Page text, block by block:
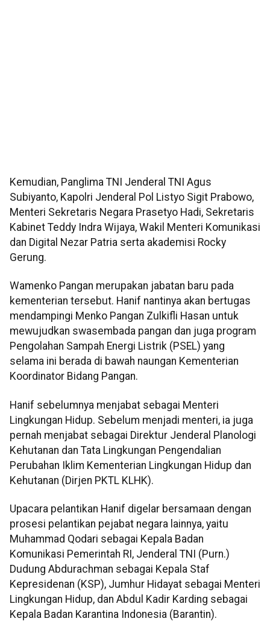
Kemudian, Panglima TNI Jenderal TNI Agus
Subiyanto, Kapolri Jenderal Pol Listyo Sigit Prabowo,
Menteri Sekretaris Negara Prasetyo Hadi, Sekretaris
Kabinet Teddy Indra Wijaya, Wakil Menteri Komunikasi
dan Digital Nezar Patria serta akademisi Rocky
Gerung.
Wamenko Pangan merupakan jabatan baru pada
kementerian tersebut. Hanif nantinya akan bertugas
mendampingi Menko Pangan Zulkifli Hasan untuk
mewujudkan swasembada pangan dan juga program
Pengolahan Sampah Energi Listrik (PSEL) yang
selama ini berada di bawah naungan Kementerian
Koordinator Bidang Pangan.
Hanif sebelumnya menjabat sebagai Menteri
Lingkungan Hidup. Sebelum menjadi menteri, ia juga
pernah menjabat sebagai Direktur Jenderal Planologi
Kehutanan dan Tata Lingkungan Pengendalian
Perubahan Iklim Kementerian Lingkungan Hidup dan
Kehutanan (Dirjen PKTL KLHK).
Upacara pelantikan Hanif digelar bersamaan dengan
prosesi pelantikan pejabat negara lainnya, yaitu
Muhammad Qodari sebagai Kepala Badan
Komunikasi Pemerintah RI, Jenderal TNI (Purn.)
Dudung Abdurachman sebagai Kepala Staf
Kepresidenan (KSP), Jumhur Hidayat sebagai Menteri
Lingkungan Hidup, dan Abdul Kadir Karding sebagai
Kepala Badan Karantina Indonesia (Barantin).